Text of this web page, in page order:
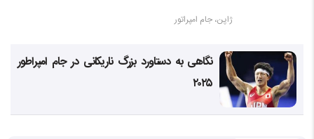
ژاپن، جام امپراتور
نگاهی به دستاورد بزرگ ناریکانی در جام امپراطور
۲۰۲۵